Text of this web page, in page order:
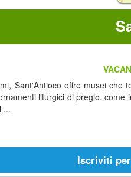
Sant'Antioco offre musei
liturgici di pregio,
...
Iscriviti